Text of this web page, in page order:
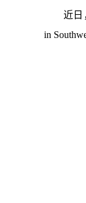
近日
in